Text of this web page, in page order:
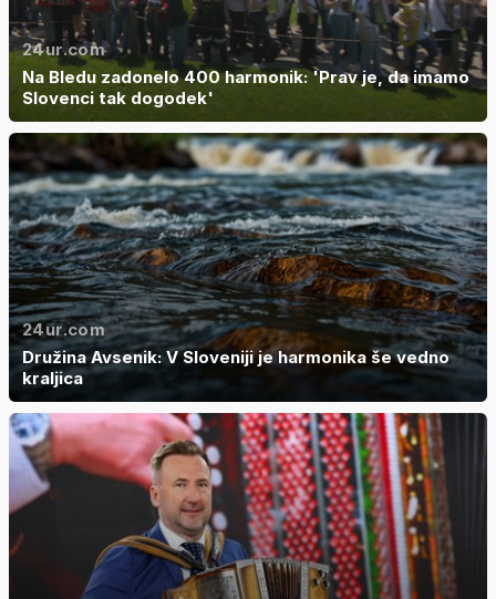
24ur.com
Na Bledu zadonelo 400 harmonik: 'Prav je, da imamo
Slovenci tak dogodek'
24ur.com
Družina Avsenik: V Sloveniji je harmonika še vedno
kraljica